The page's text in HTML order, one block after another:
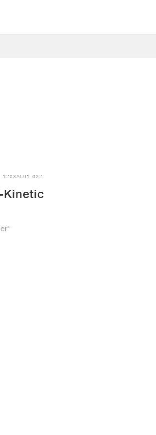
1203A591-022
Kinetic